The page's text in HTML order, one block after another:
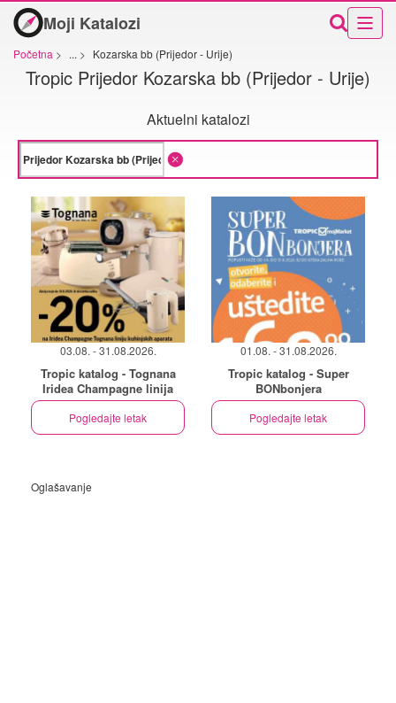
Moji Katalozi
Početna > ... > Kozarska bb (Prijedor - Urije)
Tropic Prijedor Kozarska bb (Prijedor - Urije)
Aktuelni katalozi
03.08. - 31.08.2026.
Tropic katalog - Tognana
Iridea Champagne linija
Pogledajte letak
01.08. - 31.08.2026.
Tropic katalog - Super
BONbonjera
Pogledajte letak
Oglašavanje